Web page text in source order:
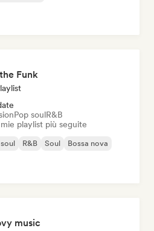
Funk
Pop soulR&B
playlist più seguite
R&B Soul Bossa nova
music